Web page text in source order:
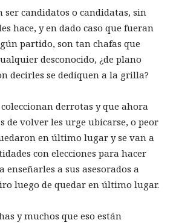
ser candidatos o candidatas, sin
hace, y en dado caso que fueran
partido, son tan chafas que
desconocido, ¿de plano
decirles se dediquen a la grilla?
derrotas y que ahora
de volver les urge ubicarse, o peor
en último lugar y se van a
con elecciones para hacer
enseñarles a sus asesorados a
luego de quedar en último lugar.
y muchos que eso están